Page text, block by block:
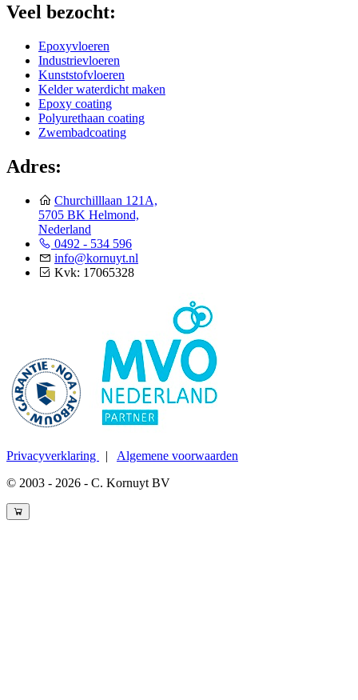
Veel bezocht:
Epoxyvloeren
Industrievloeren
Kunststofvloeren
Kelder waterdicht maken
Epoxy coating
Polyurethaan coating
Zwembadcoating
Adres:
Churchilllaan 121A,
5705 BK Helmond,
Nederland
0492 - 534 596
info@kornuyt.nl
Kvk: 17065328
Privacyverklaring | Algemene voorwaarden
© 2003 - 2026 - C. Kornuyt BV